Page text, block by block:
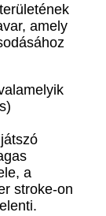
amely
a
stroke-on